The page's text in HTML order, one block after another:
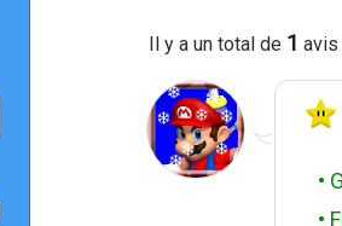
Il y a un total de 1
•
•